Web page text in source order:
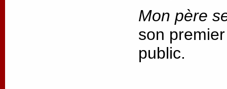
Mon père
son
public.